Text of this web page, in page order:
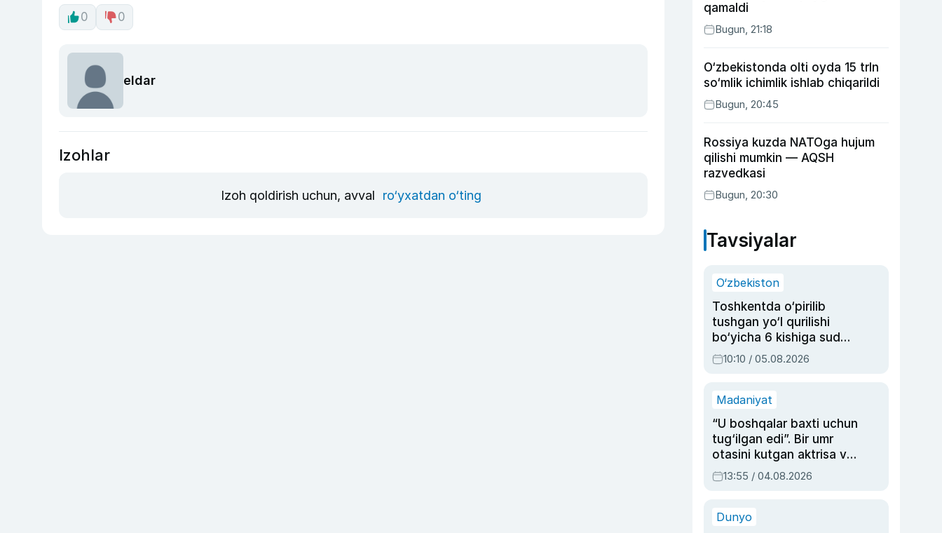
0 0
eldar
Izohlar
Izoh qoldirish uchun, avval ro‘yxatdan o‘ting
qamaldi
Bugun, 21:18
O‘zbekistonda olti oyda 15 trln
so‘mlik ichimlik ishlab chiqarildi
Bugun, 20:45
Rossiya kuzda NATOga hujum
qilishi mumkin — AQSH
razvedkasi
Bugun, 20:30
Tavsiyalar
O‘zbekiston
Toshkentda o‘pirilib
tushgan yo‘l qurilishi
bo‘yicha 6 kishiga sud
hukmi o‘qildi
10:10 / 05.08.2026
Madaniyat
“U boshqalar baxti uchun
tug‘ilgan edi”. Bir umr
otasini kutgan aktrisa va
dublyaj ustasi Rimma
Ahmedovaning
13:55 / 04.08.2026
Dunyo